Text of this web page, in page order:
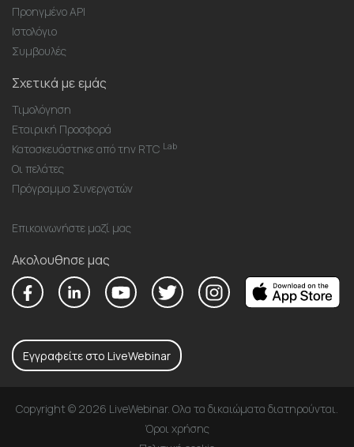
Προηγμένο API
Ιστολόγιο
Συμβουλές
Σχετικά με εμάς
Τιμολόγηση
Εταιρική Προσφορά
Κατασκευάστηκε από την RTC Lab
Οι πελάτες
Πρόγραμμα Συνεργατών
Επικοινωνήστε μαζί μας
Ακολουθησε μας
Εγγραφείτε στο LiveWebinar
Copyright © 2026 LiveWebinar. Ολα τα δικαιώματα διατηρούνται.
Όροι χρήσης